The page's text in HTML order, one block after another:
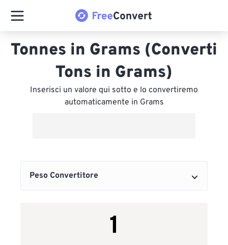
Tonnes in Grams (Converti
Tons in Grams)
Inserisci un valore qui sotto e lo convertiremo
automaticamente in Grams